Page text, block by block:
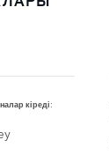
кіреді: